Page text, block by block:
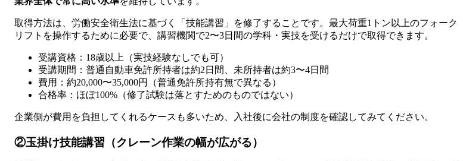
取得方法は、労働安全衛生法に基づく「技能講習」を修了することです。最大荷重1トン以上のフォーク
リフトを操作するために必要で、講習機関で2〜3日間の学科・実技を受けるだけで取得できます。
受講資格：18歳以上（実技経験なしでも可）
受講期間：普通自動車免許所持者は約2日間、未所持者は約3〜4日間
費用：約20,000〜35,000円（普通免許所持有無で異なる）
合格率：ほぼ100%（修了試験は落とすためのものではない）
企業側が費用を負担してくれるケースも多いため、入社後に会社の制度を確認してみてください。
②玉掛け技能講習（クレーン作業の幅が広がる）